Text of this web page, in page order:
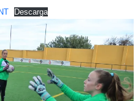
Descarga